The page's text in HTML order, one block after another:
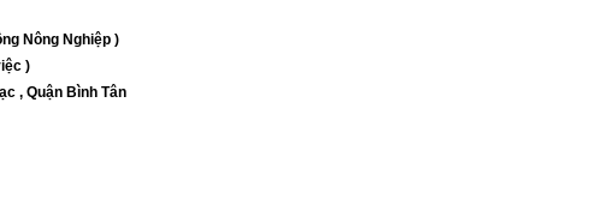
Nông Nghiệp )
)
, Quận Bình Tân